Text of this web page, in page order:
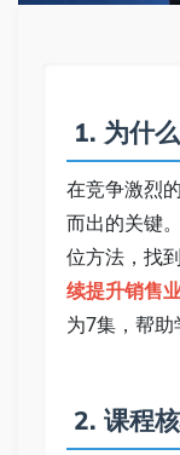
在竞争激烈
而出的关键
位方法，找
续提升销售
为7集，帮
2. 课程